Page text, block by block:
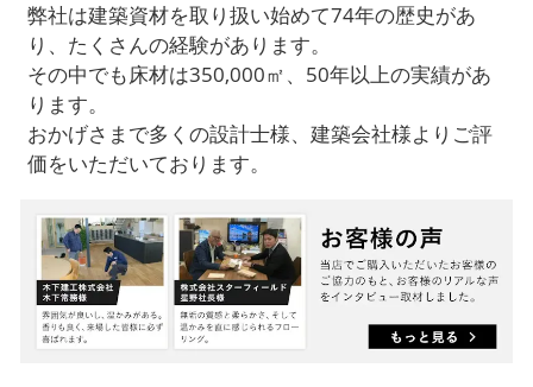
弊社は建築資材を取り扱い始めて74年の歴史があ
り、たくさんの経験があります。
その中でも床材は350,000㎡、50年以上の実績があ
ります。
おかげさまで多くの設計士様、建築会社様よりご評
価をいただいております。